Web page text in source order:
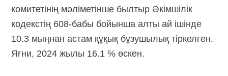
комитетінің мәліметінше былтыр Әкімшілік
кодекстің 608-бабы бойынша алты ай ішінде
10.3 мыңнан астам құқық бұзушылық тіркелген.
Яғни, 2024 жылы 16.1 % өскен.